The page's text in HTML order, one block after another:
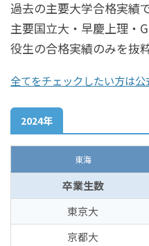
過去の主要大学合格実績で
主要国立大・早慶上理・
役生の合格実績のみを抜
全てをチェックしたい方は
2024年
東海
卒業生数
東京大
京都大